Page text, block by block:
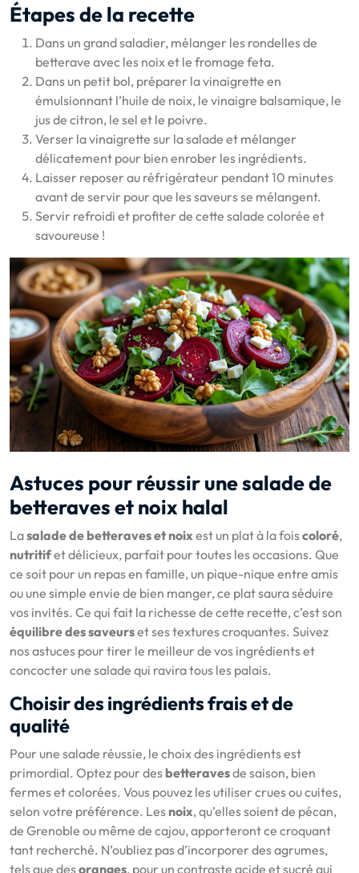
Étapes de la recette
Dans un grand saladier, mélanger les rondelles de
betterave avec les noix et le fromage feta.
Dans un petit bol, préparer la vinaigrette en
émulsionnant l’huile de noix, le vinaigre balsamique, le
jus de citron, le sel et le poivre.
Verser la vinaigrette sur la salade et mélanger
délicatement pour bien enrober les ingrédients.
Laisser reposer au réfrigérateur pendant 10 minutes
avant de servir pour que les saveurs se mélangent.
Servir refroidi et profiter de cette salade colorée et
savoureuse !
Astuces pour réussir une salade de
betteraves et noix halal
Lasalade de betteraves et noix est un plat à la foiscoloré,
nutritifet délicieux, parfait pour toutes les occasions. Que
ce soit pour un repas en famille, un pique-nique entre amis
ou une simple envie de bien manger, ce plat saura séduire
vos invités. Ce qui fait la richesse de cette recette, c’est son
équilibre des saveurset ses textures croquantes. Suivez
nos astuces pour tirer le meilleur de vos ingrédients et
concocter une salade qui ravira tous les palais.
Choisir des ingrédients frais et de
qualité
Pour une salade réussie, le choix des ingrédients est
primordial. Optez pour des betteravesde saison, bien
fermes et colorées. Vous pouvez les utiliser crues ou cuites,
selon votre préférence. Les noix, qu’elles soient de pécan,
de Grenoble ou même de cajou, apporteront ce croquant
tant recherché. N’oubliez pas d’incorporer des agrumes,
tels que desoranges, pour un contraste acide et sucré qui